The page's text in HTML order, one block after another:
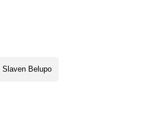
Slaven Belupo